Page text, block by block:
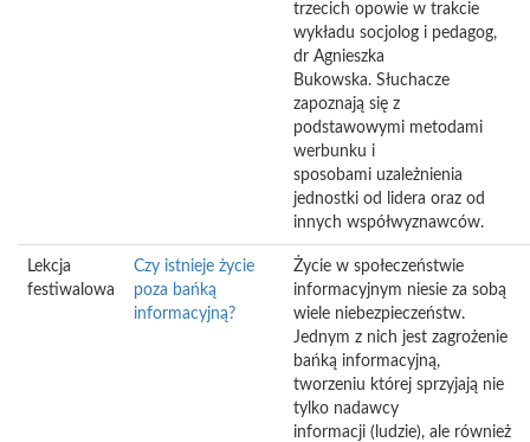
trzecich opowie w trakcie
wykładu socjolog i pedagog,
dr Agnieszka
Bukowska. Słuchacze
zapoznają się z
podstawowymi metodami
werbunku i
sposobami uzależnienia
jednostki od lidera oraz od
innych współwyznawców.
Lekcja
festiwalowa
Czy istnieje życie
poza bańką
informacyjną?
Życie w społeczeństwie
informacyjnym niesie za sobą
wiele niebezpieczeństw.
Jednym z nich jest zagrożenie
bańką informacyjną,
tworzeniu której sprzyjają nie
tylko nadawcy
informacji (ludzie), ale również